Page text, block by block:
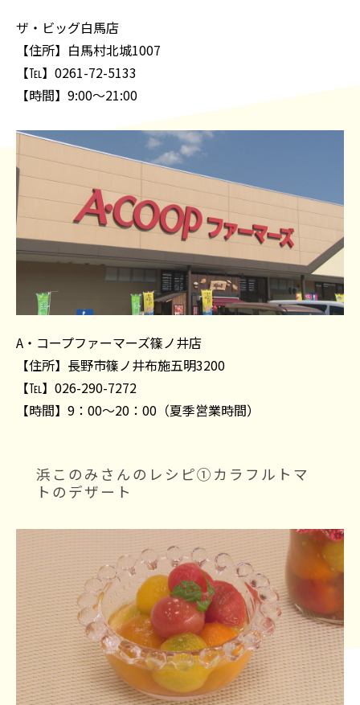
ザ・ビッグ白馬店
【住所】白馬村北城1007
【℡】0261-72-5133
【時間】9:00～21:00
A・コープファーマーズ篠ノ井店
【住所】長野市篠ノ井布施五明3200
【℡】026-290-7272
【時間】9：00～20：00（夏季営業時間）
浜このみさんのレシピ①カラフルトマ
トのデザート